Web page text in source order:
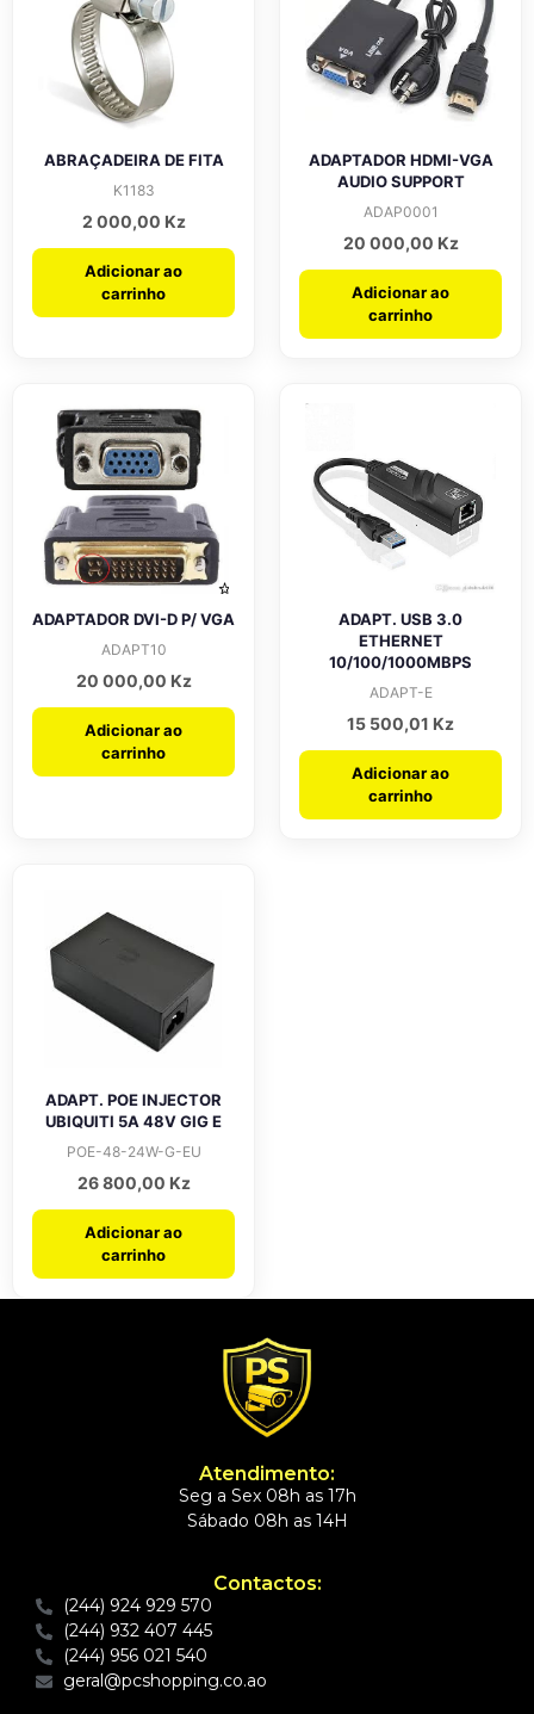
ABRAÇADEIRA DE FITA
K1183
2 000,00 Kz
Adicionar ao
carrinho
ADAPTADOR HDMI-VGA
AUDIO SUPPORT
ADAP0001
20 000,00 Kz
Adicionar ao
carrinho
ADAPTADOR DVI-D P/ VGA
ADAPT10
20 000,00 Kz
Adicionar ao
carrinho
ADAPT. USB 3.0
ETHERNET
10/100/1000MBPS
ADAPT-E
15 500,01 Kz
Adicionar ao
carrinho
ADAPT. POE INJECTOR
UBIQUITI 5A 48V GIG E
POE-48-24W-G-EU
26 800,00 Kz
Adicionar ao
carrinho
Atendimento:
Seg a Sex 08h as 17h
Sábado 08h as 14H
Contactos:
(244) 924 929 570
(244) 932 407 445
(244) 956 021 540
geral@pcshopping.co.ao